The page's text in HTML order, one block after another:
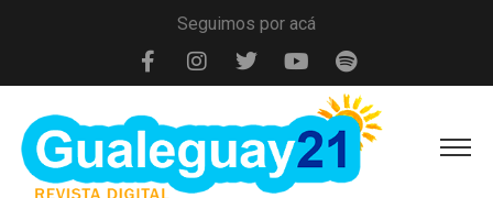
Seguimos por acá